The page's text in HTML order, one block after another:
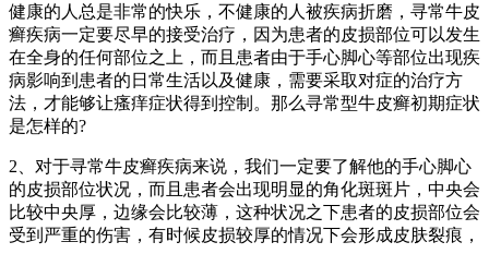
健康的人总是非常的快乐，不健康的人被疾病折磨，寻常牛皮
癣疾病一定要尽早的接受治疗，因为患者的皮损部位可以发生
在全身的任何部位之上，而且患者由于手心脚心等部位出现疾
病影响到患者的日常生活以及健康，需要采取对症的治疗方
法，才能够让瘙痒症状得到控制。那么寻常型牛皮癣初期症状
是怎样的?
2、对于寻常牛皮癣疾病来说，我们一定要了解他的手心脚心
的皮损部位状况，而且患者会出现明显的角化斑斑片，中央会
比较中央厚，边缘会比较薄，这种状况之下患者的皮损部位会
受到严重的伤害，有时候皮损较厚的情况下会形成皮肤裂痕，